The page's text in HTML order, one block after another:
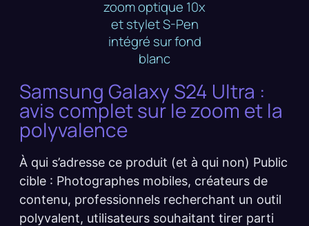
Samsung Galaxy S24 Ultra :
avis complet sur le zoom et la
polyvalence
À qui s’adresse ce produit (et à qui non) Public
cible : Photographes mobiles, créateurs de
contenu, professionnels recherchant un outil
polyvalent, utilisateurs souhaitant tirer parti